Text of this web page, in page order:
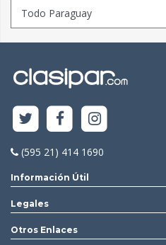
(595 21) 414 1690
Información Útil
Legales
Otros Enlaces